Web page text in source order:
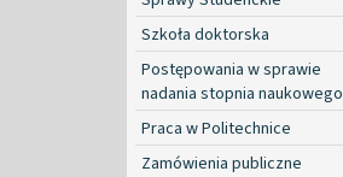
Szkoła doktorska
Postępowania w sprawie
nadania stopnia naukowego
Praca w Politechnice
Zamówienia publiczne